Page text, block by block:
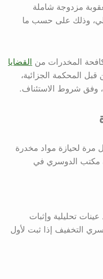
مزدوجة شاملة
وذلك على حسب ما
المخدرات من
القضايا
قبل المحكمة الجزائية،
وفق شروط الاستئناف.
مرة لحيازة مواد مخدرة
مكتب الدوسري في
تحليلية وإثبات
يسري التخفيف إذا ثبت لأول